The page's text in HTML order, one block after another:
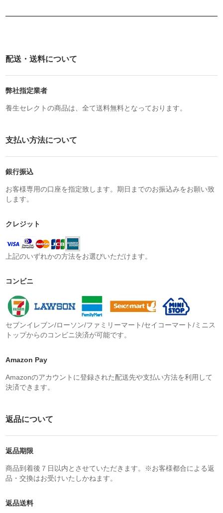
配送・送料について
弊社指定業者
養生セレクトの商品は、全て送料無料となっております。
支払い方法について
銀行振込
お客様専用の口座を指定致します。期日までのお振込みをお願い致
します。
クレジット
上記のいずれかの方法をお選びいただけます。
コンビニ
セブンイレブン/ローソン/ファミリーマート/セイコーマート/ミニス
トップからのコンビニ決済が可能です。
Amazon Pay
Amazonのアカウントに登録された配送先や支払い方法を利用して
決済できます。
返品について
返品期限
商品到着後７日以内とさせていただきます。※お客様都合による返
品・交換はお受けいたしかねます。
返品送料